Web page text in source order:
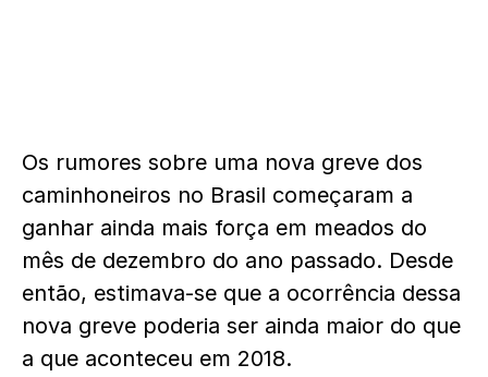
Os rumores sobre uma nova greve dos
caminhoneiros no Brasil começaram a
ganhar ainda mais força em meados do
mês de dezembro do ano passado. Desde
então, estimava-se que a ocorrência dessa
nova greve poderia ser ainda maior do que
a que aconteceu em 2018.